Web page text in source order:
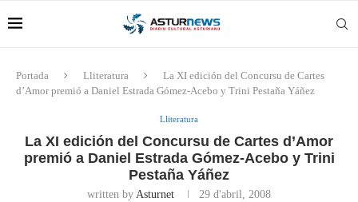
Portada Lliteratura
La XI edición del Concursu de Cartes
d’Amor premió a Daniel Estrada Gómez-Acebo y Trini Pestaña Yáñez
Lliteratura
La XI edición del Concursu de Cartes d’Amor
premió a Daniel Estrada Gómez-Acebo y Trini
Pestaña Yáñez
written by Asturnet 29 d'abril, 2008